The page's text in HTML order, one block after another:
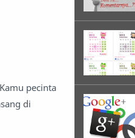
pecinta
di